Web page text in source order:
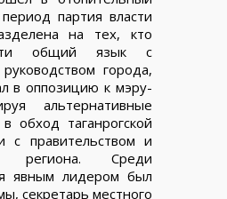
партия власти
на тех, кто
общий язык с
города,
в оппозицию к мэру-
альтернативные
обход таганрогской
с правительством и
региона. Среди
явным лидером был
секретарь местного